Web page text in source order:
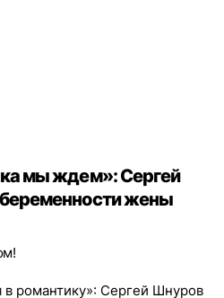
мы ждем»: Сергей
жены